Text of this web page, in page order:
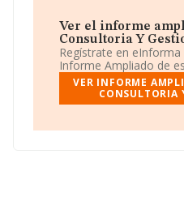
actividad CNAE como
6910. La empresa no tiene
exteriores.
El número de empleados
atendiendo a los datos
número de empleados de
Ver el informe
Consultoria Y
Regístrate en
Informe Ampliado de
VER INFORME
CONSULTORIA